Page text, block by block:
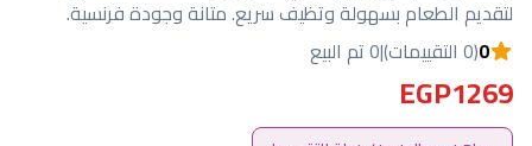
لتقديم الطعام بسهولة وتظيف سريع. متانة وجودة فرنسية.
0(0 التقييمات) |0 تم البيع
EGP1269